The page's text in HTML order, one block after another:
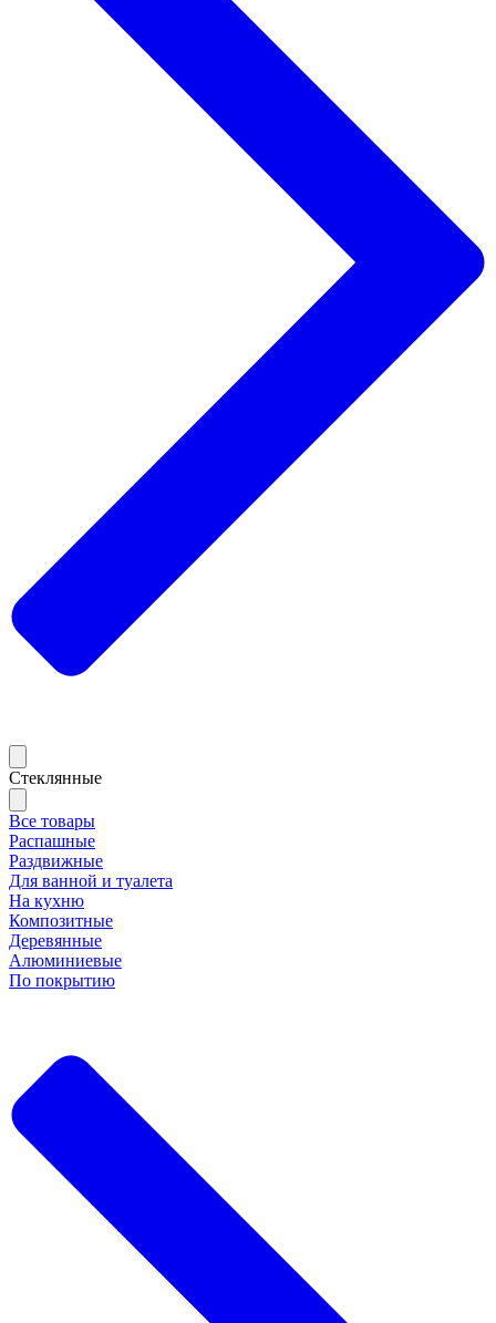
Стеклянные
Все товары
Распашные
Раздвижные
Для ванной и туалета
На кухню
Композитные
Деревянные
Алюминиевые
По покрытию